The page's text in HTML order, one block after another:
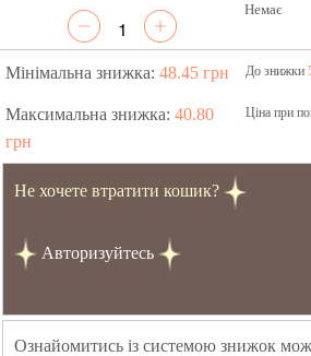
Немає
Мінімальна знижка: 48.45 грн До знижки
Максимальна знижка: 40.80
грн
Ціна при
Не хочете втратити кошик?
Авторизуйтесь
Ознайомитись із системою знижок